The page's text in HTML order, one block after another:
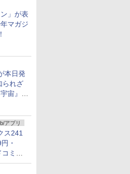
」が表
マガジ
本日発
られざ
宙』の
アプリ
ス241
・
ミフ
催中！